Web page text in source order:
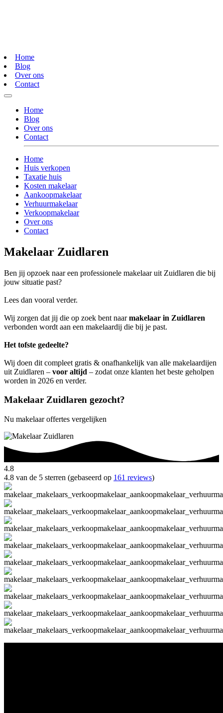
Home
Blog
Over ons
Contact
Home
Blog
Over ons
Contact
Home
Huis verkopen
Taxatie huis
Kosten makelaar
Aankoopmakelaar
Verhuurmakelaar
Verkoopmakelaar
Over ons
Contact
Makelaar Zuidlaren
Ben jij opzoek naar een professionele makelaar uit Zuidlaren die bij
jouw situatie past?
Lees dan vooral verder.
Wij zorgen dat jij die op zoek bent naarmakelaar in Zuidlaren
verbonden wordt aan een makelaardij die bij je past.
Het tofste gedeelte?
Wij doen dit compleet gratis & onafhankelijk van alle makelaardijen
uit Zuidlaren – voor altijd – zodat onze klanten het beste geholpen
worden in 2026 en verder.
Makelaar Zuidlaren gezocht?
Nu makelaar offertes vergelijken
4.8
4.8 van de 5 sterren (gebaseerd op 161 reviews)